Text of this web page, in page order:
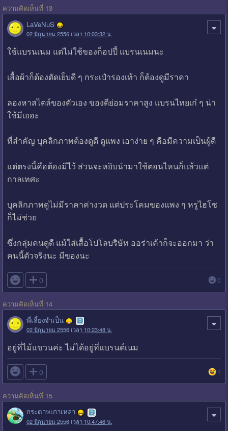
ความคิดเห็นที่ 13
LaVeNuS
02 มิถุนายน 2556 เวลา 10:03:32 น.
ใช้แบรนเนม แต่ไม่ใช้ของก็อปปี้ แบรนเนมนะ
เสื้อผ้าก็ต้องตัดเย็บดี ๆ กระเป๋ารองเท้า ก็ต้องดูมีราคา
ลองหาสไตล์ของตัวเอง ของดีย่อมราคาสูง แบรนไทยเก๋ ๆ น่า
ใช้มีเยอะ
ที่สำคัญ บุคลิกภาพต้องดูดี ดูแพง เอาง่าย ๆ คือมีความเป็นผู้ดี
แต่ตรงนี้คือต้องมีไว้ ส่วนจะหยิบนำมาใช้ตอนไหนก็แล้วแต่
กาลเทศะ
บุคลิกภาพดูไม่มีราคาค่างวด แต่ประโคมของแพง ๆ หรูไฮโซ
ก็ไม่ช่วย
ซึ่งกลุ่มคนดูดี แม้ใส่เสื้อโปโลบริษัท ออร่าเค้าก็จะออกมา ว่า
คนนี้ตัวจริงนะ มีของนะ
 0 0
ความคิดเห็นที่ 14
พี่เลี้ยงจำเป็น
02 มิถุนายน 2556 เวลา 10:23:48 น.
อยู่ที่ไม้แขวนค่ะ ไม่ได้อยู่ที่แบรนด์เนม
 0 1
ความคิดเห็นที่ 15
กระดาษเกาเหลา
02 มิถุนายน 2556 เวลา 10:47:46 น.